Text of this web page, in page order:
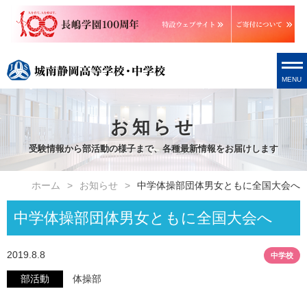
MENU
お知らせ
受験情報から部活動の様子まで、各種最新情報をお届けします
ホーム お知らせ 中学体操部団体男女ともに全国大会へ
中学体操部団体男女ともに全国大会へ
2019.8.8 中学校
部活動 体操部